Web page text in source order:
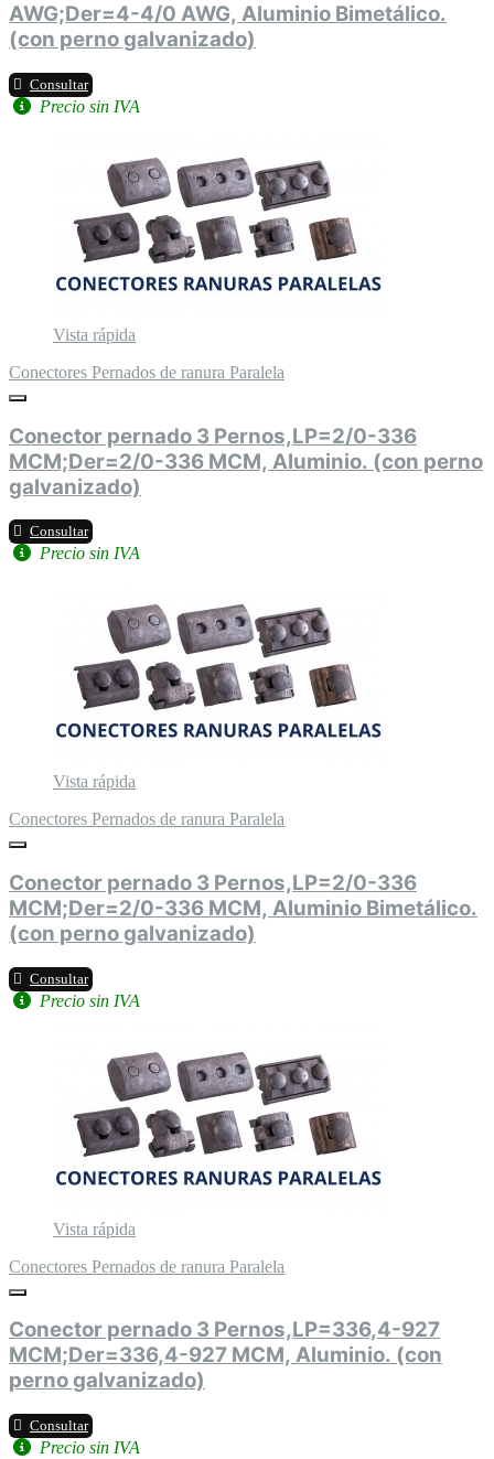
AWG;Der=4-4/0 AWG, Aluminio Bimetálico.
(con perno galvanizado)
Consultar
Precio sin IVA
Vista rápida
Conectores Pernados de ranura Paralela
Conector pernado 3 Pernos,LP=2/0-336
MCM;Der=2/0-336 MCM, Aluminio. (con perno
galvanizado)
Consultar
Precio sin IVA
Vista rápida
Conectores Pernados de ranura Paralela
Conector pernado 3 Pernos,LP=2/0-336
MCM;Der=2/0-336 MCM, Aluminio Bimetálico.
(con perno galvanizado)
Consultar
Precio sin IVA
Vista rápida
Conectores Pernados de ranura Paralela
Conector pernado 3 Pernos,LP=336,4-927
MCM;Der=336,4-927 MCM, Aluminio. (con
perno galvanizado)
Consultar
Precio sin IVA